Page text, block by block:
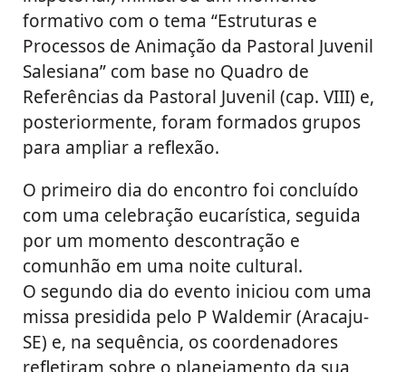
formativo com o tema “Estruturas e
Processos de Animação da Pastoral Juvenil
Salesiana” com base no Quadro de
Referências da Pastoral Juvenil (cap. VIII) e,
posteriormente, foram formados grupos
para ampliar a reflexão.
O primeiro dia do encontro foi concluído
com uma celebração eucarística, seguida
por um momento descontração e
comunhão em uma noite cultural.
O segundo dia do evento iniciou com uma
missa presidida pelo P Waldemir (Aracaju-
SE) e, na sequência, os coordenadores